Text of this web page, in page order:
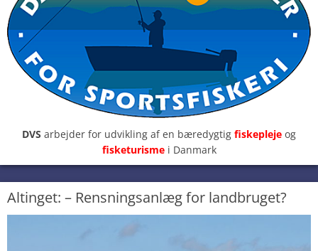
DVS arbejder for udvikling af en bæredygtig fiskepleje og
fisketurisme i Danmark
Altinget: – Rensningsanlæg for landbruget?